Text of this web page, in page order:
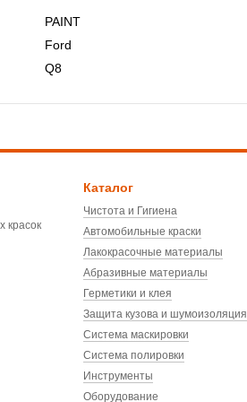
PAINT
Ford
Q8
Каталог
Чистота и Гигиена
Автомобильные краски
Лакокрасочные материалы
Абразивные материалы
Герметики и клея
Защита кузова и шумоизоляция
Система маскировки
Система полировки
Инструменты
Оборудование